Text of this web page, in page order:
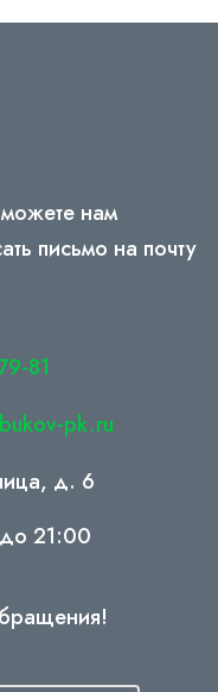
нам
письмо на почту
81
pk.ru
д. 6
21:00